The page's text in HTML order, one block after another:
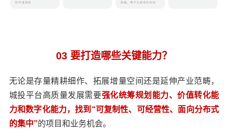
03 要打造哪些关键能力？
无论是存量精耕细作、拓展增量空间还是延伸产业范畴，
城投平台高质量发展需要强化统筹规划能力、价值转化能
力和数字化能力，找到“可复制性、可经营性、面向分布式
的集中”的项目和业务机会。